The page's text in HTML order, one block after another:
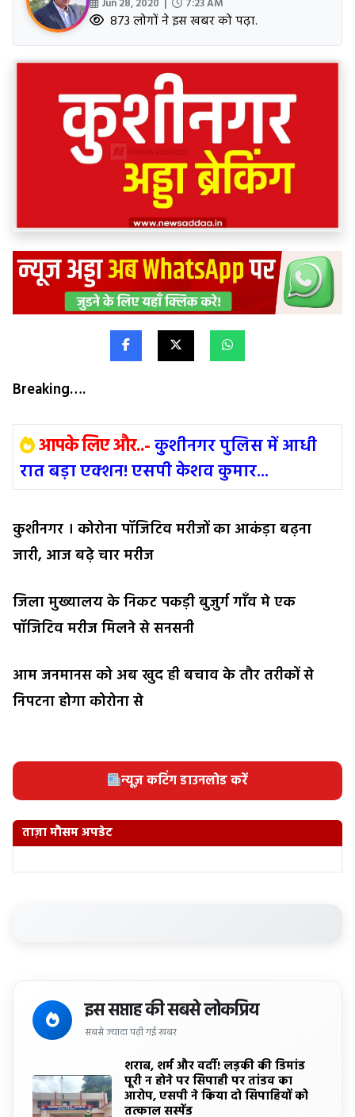
Jun 28, 2020 | 7:23 AM
873 लोगों ने इस खबर को पढ़ा.
Breaking….
आपके लिए और..-कुशीनगर पुलिस में आधी
रात बड़ा एक्शन! एसपी केशव कुमार...
कुशीनगर । कोरोना पॉजिटिव मरीजों का आकंड़ा बढ़ना
जारी, आज बढ़े चार मरीज
जिला मुख्यालय के निकट पकड़ी बुजुर्ग गाँव मे एक
पॉजिटिव मरीज मिलने से सनसनी
आम जनमानस को अब खुद ही बचाव के तौर तरीकों से
निपटना होगा कोरोना से
न्यूज़ कटिंग डाउनलोड करें
ताज़ा मौसम अपडेट
इस सप्ताह की सबसे लोकप्रिय
सबसे ज्यादा पढ़ी गई खबर
शराब, शर्म और वर्दी! लड़की की डिमांड
पूरी न होने पर सिपाही पर तांडव का
आरोप, एसपी ने किया दो सिपाहियों को
तत्काल सस्पेंड